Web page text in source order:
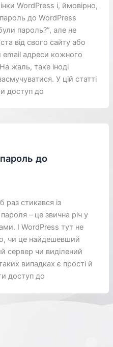
WordPress і, ймовірно,
до WordPress
пароль?”, але не
від свого сайту або
email адреси кожного
жаль, таке іноді
У цій статті
доступ до
до
раз стикався із
– це звична річ у
І WordPress тут не
чи це найдешевший
сервер чи виділений
випадках є прості й
доступ до